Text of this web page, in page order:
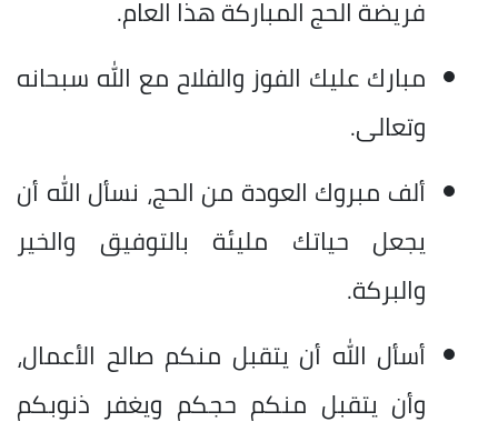
فريضة الحج المباركة هذا العام.
مبارك عليك الفوز والفلاح مع الله سبحانه
وتعالى.
ألف مبروك العودة من الحج، نسأل الله أن
يجعل حياتك مليئة بالتوفيق والخير
والبركة.
أسأل الله أن يتقبل منكم صالح الأعمال،
وأن يتقبل منكم حجكم ويغفر ذنوبكم